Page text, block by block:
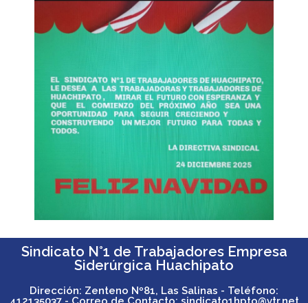
Sindicato N°1 de Trabajadores Empresa
Siderúrgica Huachipato
Dirección: Zenteno Nº81, Las Salinas - Teléfono: